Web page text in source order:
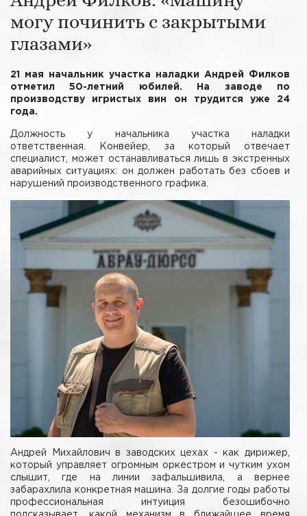
могу починить с закрытыми
глазами»
21 мая начальник участка наладки Андрей Филков
отметил 50-летний юбилей. На заводе по
производству игристых вин он трудится уже 24
года.
Должность у начальника участка наладки
ответственная. Конвейер, за который отвечает
специалист, может останавливаться лишь в экстренных
аварийных ситуациях: он должен работать без сбоев и
нарушений производственного графика.
Андрей Михайлович в заводских цехах - как дирижер,
который управляет огромным оркестром и чутким ухом
слышит, где на линии зафальшивила, а вернее
забарахлила конкретная машина. За долгие годы работы
профессиональная интуиция безошибочно